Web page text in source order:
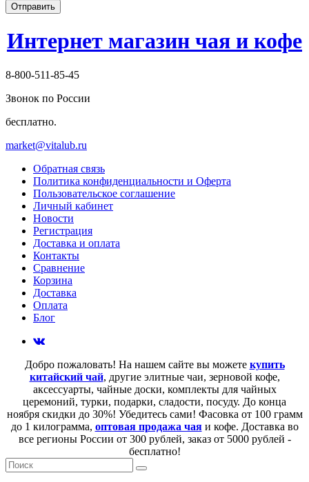
Отправить
Интернет магазин чая и кофе
8-800-511-85-45
Звонок по России
бесплатно.
market@vitalub.ru
Обратная связь
Политика конфиденциальности и Оферта
Пользовательское соглашение
Личный кабинет
Новости
Регистрация
Доставка и оплата
Контакты
Сравнение
Корзина
Доставка
Оплата
Блог
Добро пожаловать! На нашем сайте вы можете купить
китайский чай, другие элитные чаи, зерновой кофе,
аксессуарты, чайные доски, комплекты для чайных
церемоний, турки, подарки, сладости, посуду. До конца
ноября скидки до 30%! Убедитесь сами! Фасовка от 100 грамм
до 1 килограмма, оптовая продажа чаяи кофе. Доставка во
все регионы России от 300 рублей, заказ от 5000 рублей -
бесплатно!